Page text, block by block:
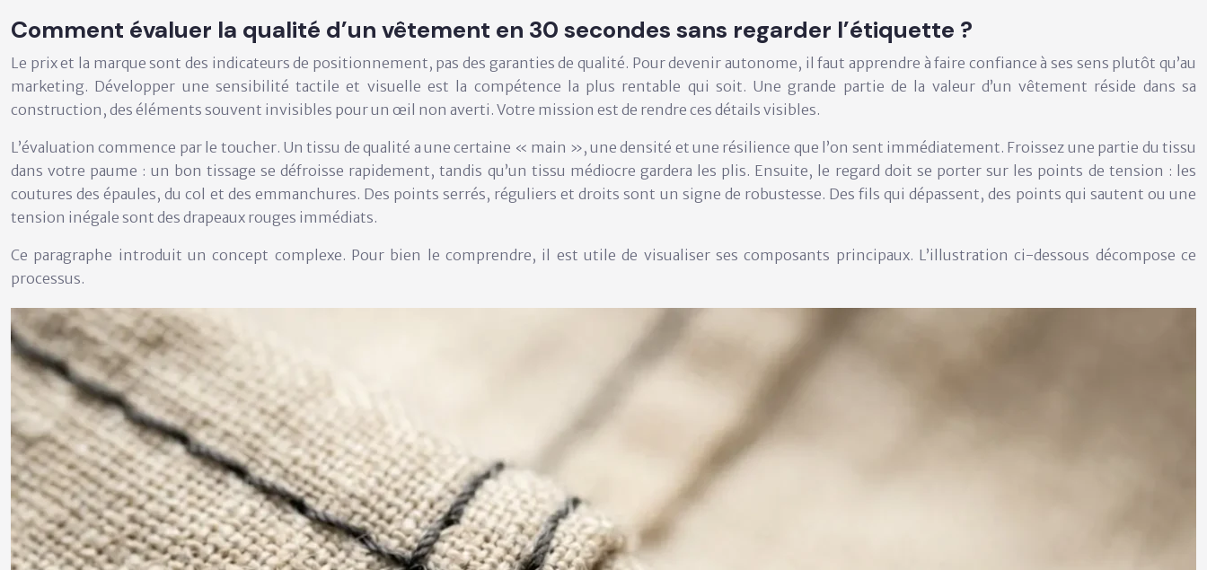
Comment évaluer la qualité d’un vêtement en 30 secondes sans regarder l’étiquette ?
Le prix et la marque sont des indicateurs de positionnement, pas des garanties de qualité. Pour devenir autonome, il faut apprendre à faire confiance à ses sens plutôt qu’au
marketing. Développer une sensibilité tactile et visuelle est la compétence la plus rentable qui soit. Une grande partie de la valeur d’un vêtement réside dans sa
construction, des éléments souvent invisibles pour un œil non averti. Votre mission est de rendre ces détails visibles.
L’évaluation commence par le toucher. Un tissu de qualité a une certaine « main », une densité et une résilience que l’on sent immédiatement. Froissez une partie du tissu
dans votre paume : un bon tissage se défroisse rapidement, tandis qu’un tissu médiocre gardera les plis. Ensuite, le regard doit se porter sur les points de tension : les
coutures des épaules, du col et des emmanchures. Des points serrés, réguliers et droits sont un signe de robustesse. Des fils qui dépassent, des points qui sautent ou une
tension inégale sont des drapeaux rouges immédiats.
Ce paragraphe introduit un concept complexe. Pour bien le comprendre, il est utile de visualiser sescomposants principaux. L’illustration ci-dessous décompose ce
processus.